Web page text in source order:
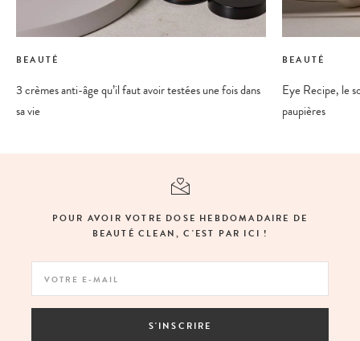
BEAUTÉ
3 crèmes anti-âge qu’il faut avoir testées une fois dans
sa vie
BEAUTÉ
Eye Recipe, le
paupières
POUR AVOIR VOTRE DOSE HEBDOMADAIRE DE
BEAUTÉ CLEAN, C'EST PAR ICI !
S'INSCRIRE